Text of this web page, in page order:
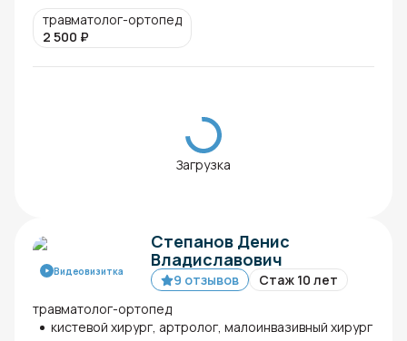
травматолог-ортопед
2 500 ₽
Загрузка
Видеовизитка
Степанов Денис
Владиславович
9 отзывов
Стаж 10 лет
травматолог-ортопед
кистевой хирург, артролог, малоинвазивный хирург